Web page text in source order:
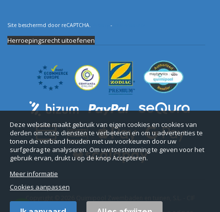
Deze website maakt gebruik van eigen cookies en cookies van
derden om onze diensten te verbeteren en om u advertenties te
tonen die verband houden met uw voorkeuren door uw
surfgedrag te analyseren. Om uw toestemming te geven voor het
gebruik ervan, drukt u op de knop Accepteren.
Meer informatie
Cookies aanpassen
Site beschermd door reCAPTCHA. -
Herroepingsrecht uitoefenen